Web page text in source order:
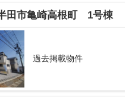
田市亀崎高根町 1号棟
過去掲載物件